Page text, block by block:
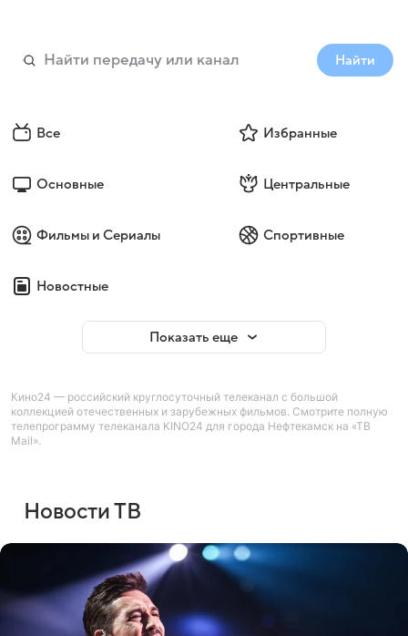
Найти
Все Избранные
Основные Центральные
Фильмы и Сериалы Спортивные
Новостные
Показать еще
Кино24 — российский круглосуточный телеканал с большой
коллекцией отечественных и зарубежных фильмов. Смотрите полную
телепрограмму телеканала KINO24 для города Нефтекамск на «ТВ
Mail».
Новости ТВ